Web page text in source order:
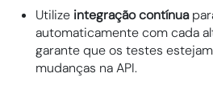
Utilize integração contínua
automaticamente com cada
garante que os testes
mudanças na API.